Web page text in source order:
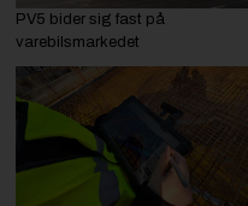
PV5 bider sig fast på
varebilsmarkedet